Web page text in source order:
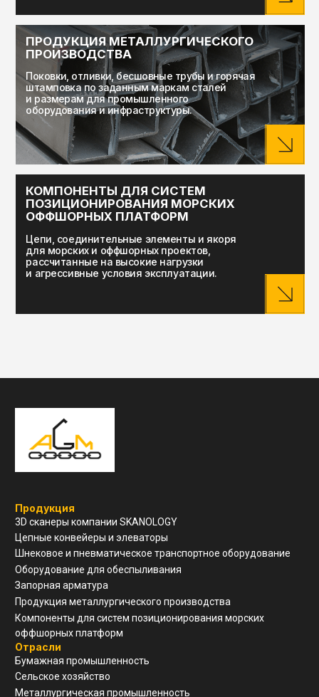
Контакты
ООО "ЗАВОД АГМ МЕТМАШ"
г. Нижний Новгород, ул
Свободы, д 19, офис 211
8(910)798-18-89
info@allianzgm.com
Навигация
Конструкторский отдел
Устойчивое развитие
Реквизиты
ООО "ЗАВОД АГМ МЕТМАШ"
5 262 395 147
Шнековое и пневматическое транспортное оборудование
Оборудование для обеспыливания
Запорная арматура
Продукция металлургического производства
Компоненты для систем позиционирования морских
оффшорных платформ
Отрасли
Бумажная промышленность
Сельское хозяйство
Металлургическая промышленность
Производство удобрений
Горнодобывающая промышленность
Производство строительных материалов
Цементная промышленность
Судостроение и судоремонт
Оффшорная добыча и перевалка углеводородного сырья